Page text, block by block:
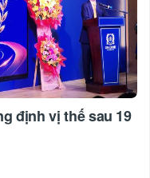
định vị thế sau 19